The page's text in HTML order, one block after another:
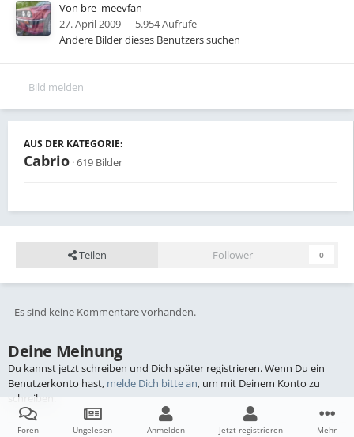
Von bre_meevfan
27. April 2009
5.954 Aufrufe
Andere Bilder dieses Benutzers suchen
Bild melden
AUS DER KATEGORIE:
Cabrio · 619 Bilder
Teilen Follower 0
Es sind keine Kommentare vorhanden.
Deine Meinung
Du kannst jetzt schreiben und Dich später registrieren. Wenn Du ein
Benutzerkonto hast, melde Dich bitte an, um mit Deinem Konto zu
schreiben.
Foren Ungelesen Anmelden Jetzt registrieren Mehr